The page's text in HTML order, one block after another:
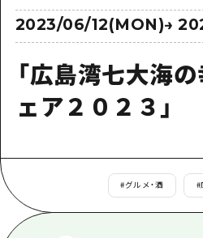
学び・体験
歴史・文化
癒し
宮島周辺
山口県東部
弾丸
半日
1泊2日
山口県東部
愛媛県
島根県
施設の混雑状
手荷物預かり
広島おもてな
観光案内所
広島県を訪れ
お問い合わせ
事業者・学校関
2023/06/12(MON)→
「広島湾七大海
ェア２０２３」
#グルメ・酒 #